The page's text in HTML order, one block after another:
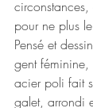
pour ne plus
Pensé et
gent
acier poli fait
galet, arrondi